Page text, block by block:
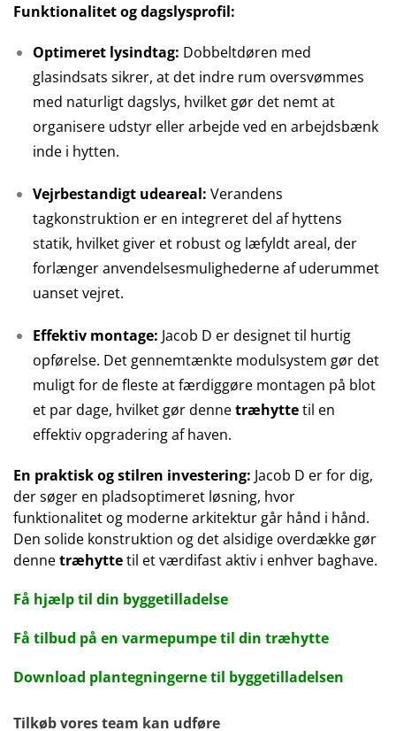
Funktionalitet og dagslysprofil:
Optimeret lysindtag: Dobbeltdøren med
glasindsats sikrer, at det indre rum oversvømmes
med naturligt dagslys, hvilket gør det nemt at
organisere udstyr eller arbejde ved en arbejdsbænk
inde i hytten.
Vejrbestandigt udeareal: Verandens
tagkonstruktion er en integreret del af hyttens
statik, hvilket giver et robust og læfyldt areal, der
forlænger anvendelsesmulighederne af uderummet
uanset vejret.
Effektiv montage: Jacob D er designet til hurtig
opførelse. Det gennemtænkte modulsystem gør det
muligt for de fleste at færdiggøre montagen på blot
et par dage, hvilket gør dennetræhyttetil en
effektiv opgradering af haven.
En praktisk og stilren investering: Jacob D er for dig,
der søger en pladsoptimeret løsning, hvor
funktionalitet og moderne arkitektur går hånd i hånd.
Den solide konstruktion og det alsidige overdække gør
dennetræhyttetil et værdifast aktiv i enhver baghave.
Få hjælp til din byggetilladelse
Få tilbud på en varmepumpe til din træhytte
Download plantegningerne til byggetilladelsen
Tilkøb vores team kan udføre